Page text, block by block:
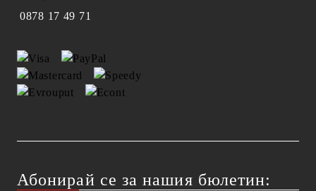
0878 17 49 71
Абонирай се за нашия бюлетин: